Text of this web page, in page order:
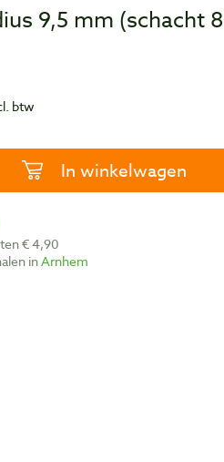
9,5 mm (schacht
btw
In winkelwagen
€ 4,90
inArnhem